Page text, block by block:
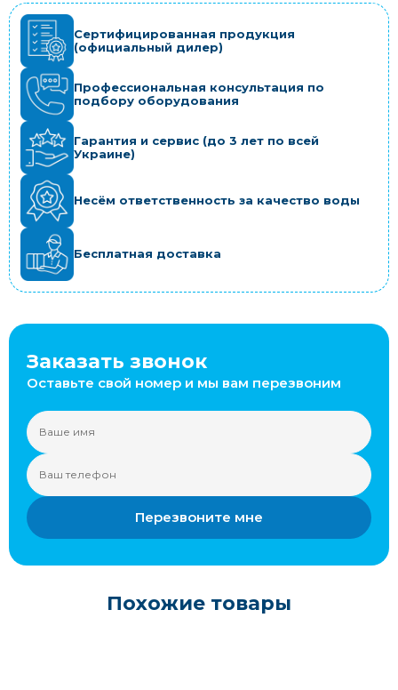
Сертифицированная продукция
(официальный дилер)
Профессиональная консультация по
подбору оборудования
Гарантия и сервис (до 3 лет по всей
Украине)
Несём ответственность за качество воды
Бесплатная доставка
Заказать звонок
Оставьте свой номер и мы вам перезвоним
Перезвоните мне
Похожие товары